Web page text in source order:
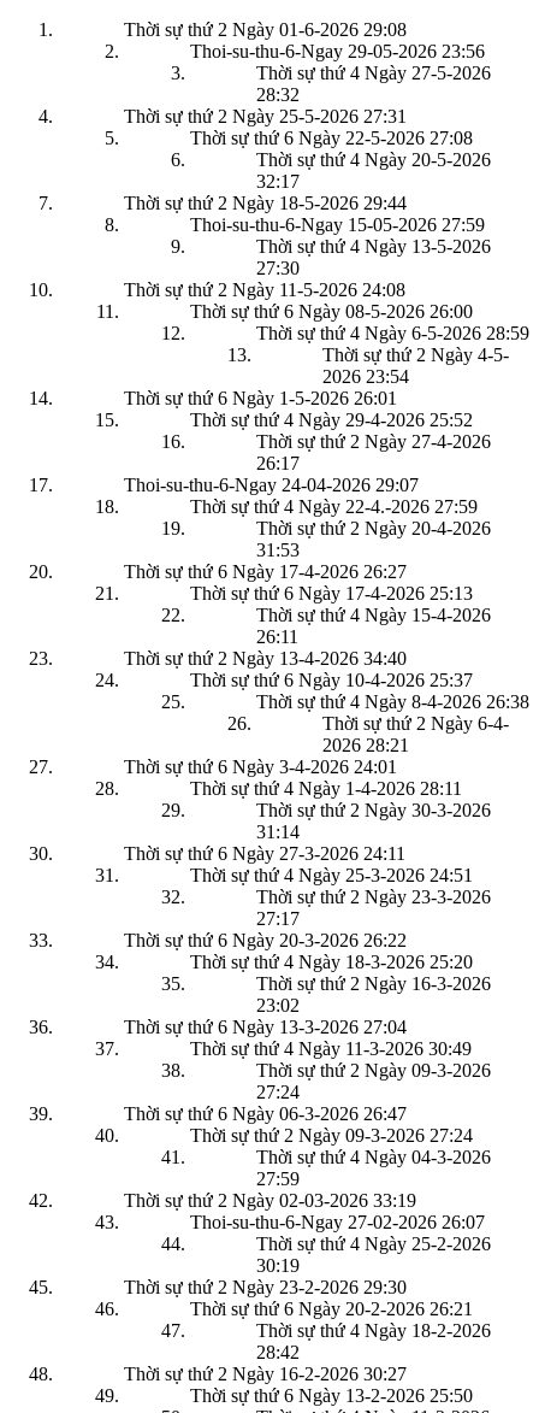
Thời sự thứ 2 Ngày 01-6-2026 29:08
Thoi-su-thu-6-Ngay 29-05-2026 23:56
Thời sự thứ 4 Ngày 27-5-2026
28:32
Thời sự thứ 2 Ngày 25-5-2026 27:31
Thời sự thứ 6 Ngày 22-5-2026 27:08
Thời sự thứ 4 Ngày 20-5-2026
32:17
Thời sự thứ 2 Ngày 18-5-2026 29:44
Thoi-su-thu-6-Ngay 15-05-2026 27:59
Thời sự thứ 4 Ngày 13-5-2026
27:30
Thời sự thứ 2 Ngày 11-5-2026 24:08
Thời sự thứ 6 Ngày 08-5-2026 26:00
Thời sự thứ 4 Ngày 6-5-2026 28:59
Thời sự thứ 2 Ngày 4-5-
2026 23:54
Thời sự thứ 6 Ngày 1-5-2026 26:01
Thời sự thứ 4 Ngày 29-4-2026 25:52
Thời sự thứ 2 Ngày 27-4-2026
26:17
Thoi-su-thu-6-Ngay 24-04-2026 29:07
Thời sự thứ 4 Ngày 22-4.-2026 27:59
Thời sự thứ 2 Ngày 20-4-2026
31:53
Thời sự thứ 6 Ngày 17-4-2026 26:27
Thời sự thứ 6 Ngày 17-4-2026 25:13
Thời sự thứ 4 Ngày 15-4-2026
26:11
Thời sự thứ 2 Ngày 13-4-2026 34:40
Thời sự thứ 6 Ngày 10-4-2026 25:37
Thời sự thứ 4 Ngày 8-4-2026 26:38
Thời sự thứ 2 Ngày 6-4-
2026 28:21
Thời sự thứ 6 Ngày 3-4-2026 24:01
Thời sự thứ 4 Ngày 1-4-2026 28:11
Thời sự thứ 2 Ngày 30-3-2026
31:14
Thời sự thứ 6 Ngày 27-3-2026 24:11
Thời sự thứ 4 Ngày 25-3-2026 24:51
Thời sự thứ 2 Ngày 23-3-2026
27:17
Thời sự thứ 6 Ngày 20-3-2026 26:22
Thời sự thứ 4 Ngày 18-3-2026 25:20
Thời sự thứ 2 Ngày 16-3-2026
23:02
Thời sự thứ 6 Ngày 13-3-2026 27:04
Thời sự thứ 4 Ngày 11-3-2026 30:49
Thời sự thứ 2 Ngày 09-3-2026
27:24
Thời sự thứ 6 Ngày 06-3-2026 26:47
Thời sự thứ 2 Ngày 09-3-2026 27:24
Thời sự thứ 4 Ngày 04-3-2026
27:59
Thời sự thứ 2 Ngày 02-03-2026 33:19
Thoi-su-thu-6-Ngay 27-02-2026 26:07
Thời sự thứ 4 Ngày 25-2-2026
30:19
Thời sự thứ 2 Ngày 23-2-2026 29:30
Thời sự thứ 6 Ngày 20-2-2026 26:21
Thời sự thứ 4 Ngày 18-2-2026
28:42
Thời sự thứ 2 Ngày 16-2-2026 30:27
Thời sự thứ 6 Ngày 13-2-2026 25:50